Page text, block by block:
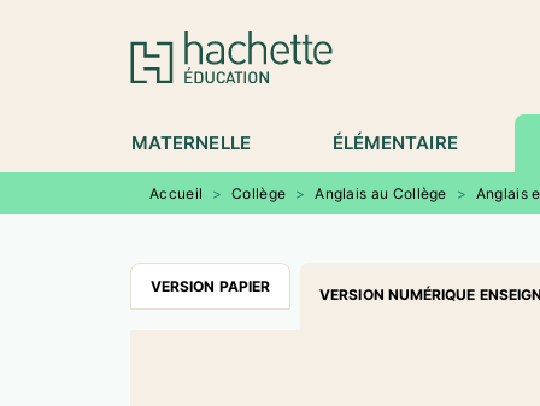
MENU RECHERCHE
MATERNELLE ÉLÉMENTAIRE
Accueil > Collège > Anglais au Collège > Anglais
VERSION PAPIER VERSION NUMÉRIQUE